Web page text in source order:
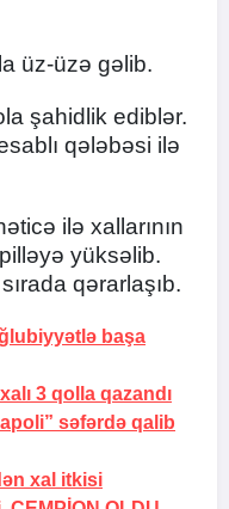
üz-üzə gəlib.
şahidlik ediblər.
qələbəsi ilə
ilə xallarının
pilləyə yüksəlib.
qərarlaşıb.
başa
3 qolla qazandı
səfərdə qalib
xal itkisi